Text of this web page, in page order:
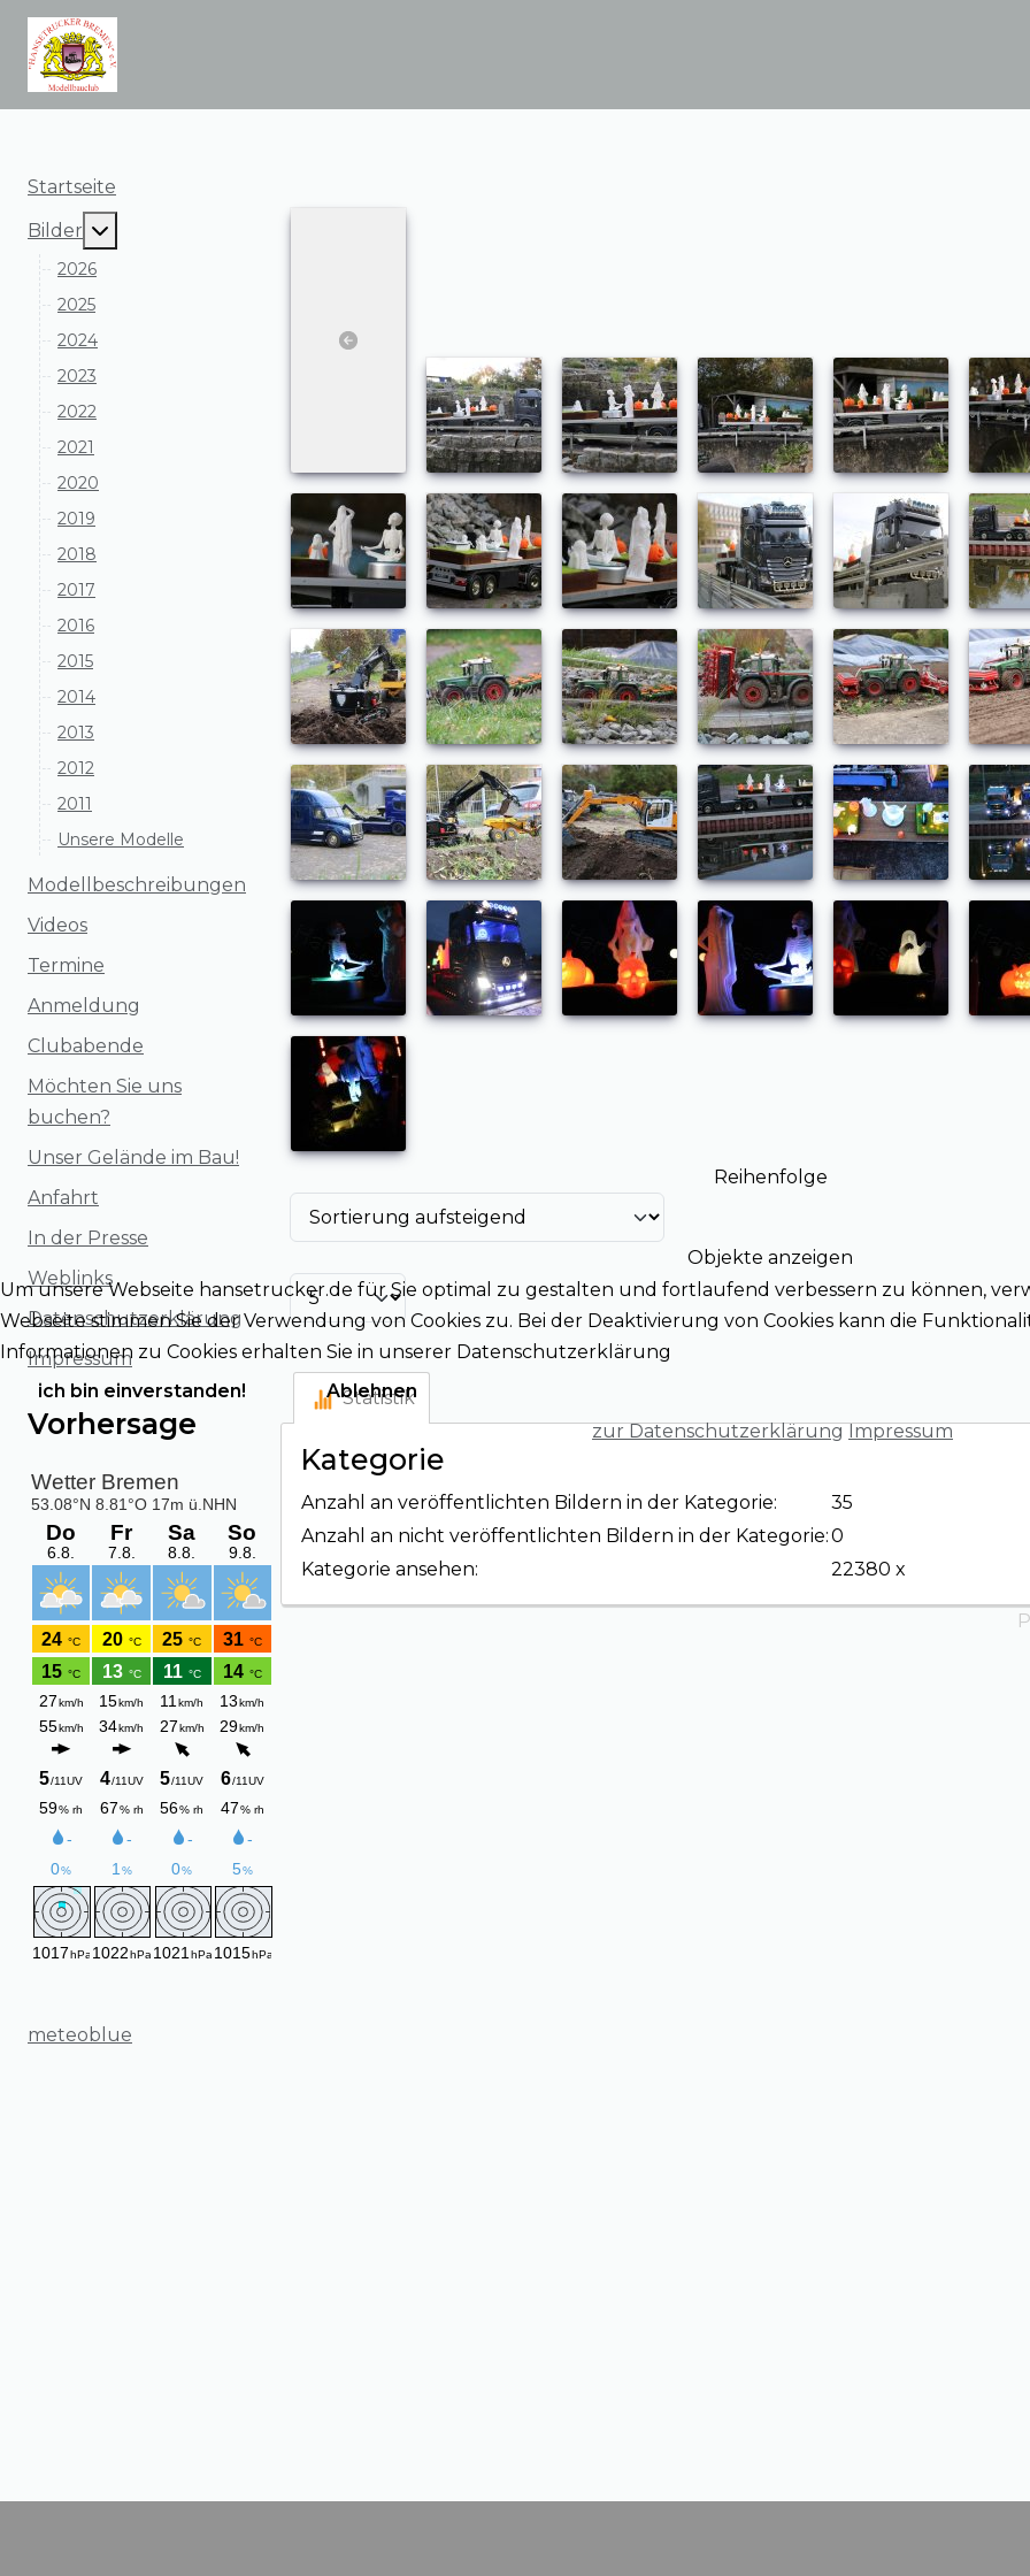
Startseite
Bilder
MOD_MENU_TOGGLE_SUBMENU_LABEL
2026
2025
2024
2023
2022
2021
2020
2019
2018
2017
2016
2015
2014
2013
2012
2011
Unsere Modelle
Modellbeschreibungen
Videos
Termine
Anmeldung
Clubabende
Möchten Sie uns
buchen?
Unser Gelände im Bau!
Anfahrt
In der Presse
Weblinks
Datenschutzerklärung
Impressum
Vorhersage
meteoblue
Reihenfolge
Objekte anzeigen
Statistik
Kategorie
Anzahl an veröffentlichten Bildern in der Kategorie:
35
Anzahl an nicht veröffentlichten Bildern in der Kategorie:0
Kategorie ansehen:
22380 x
Um unsere Webseite hansetrucker.de für Sie optimal zu gestalten und fortlaufend verbessern zu können,
Webseite stimmen Sie der Verwendung von Cookies zu. Bei der Deaktivierung von Cookies kann die
Informationen zu Cookies erhalten Sie in unserer Datenschutzerklärung
ich bin einverstanden!
Ablehnen
zur Datenschutzerklärung Impressum